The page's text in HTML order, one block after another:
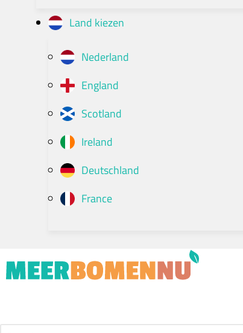
Land kiezen
Nederland
England
Scotland
Ireland
Deutschland
France